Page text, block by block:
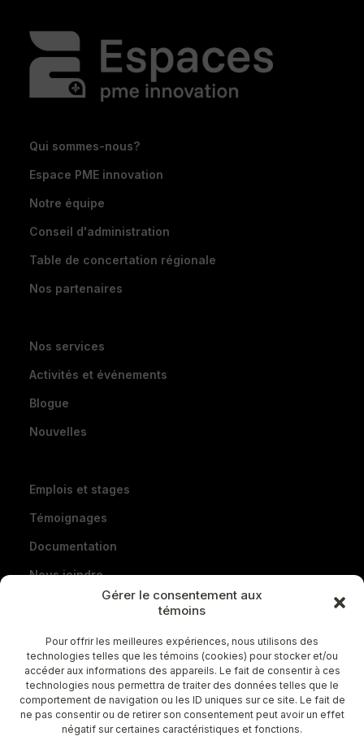
Gérer le consentement aux
témoins
Pour offrir les meilleures expériences, nous utilisons des
technologies telles que les témoins (cookies) pour stocker et/ou
accéder aux informations des appareils. Le fait de consentir à ces
technologies nous permettra de traiter des données telles que le
comportement de navigation ou les ID uniques sur ce site. Le fait de
ne pas consentir ou de retirer son consentement peut avoir un effet
négatif sur certaines caractéristiques et fonctions.
Qui sommes-nous?
Espace PME innovation
Notre équipe
Conseil d'administration
Table de concertation régionale
Nos partenaires
Nos services
Activités et événements
Blogue
Nouvelles
Emplois et stages
Témoignages
Documentation
Nous joindre
Portail conseillers